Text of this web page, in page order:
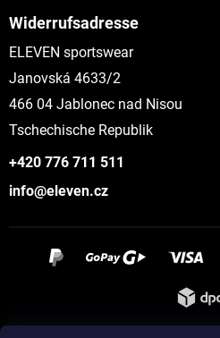
Widerrufsadresse
ELEVEN sportswear
Janovská 4633/2
466 04 Jablonec nad Nisou
Tschechische Republik
+420 776 711 511
info@eleven.cz